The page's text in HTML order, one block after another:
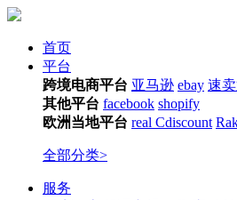
首页
平台
跨境电商平台 亚马逊 ebay 速
其他平台 facebook shopify
欧洲当地平台 real Cdiscount
全部分类>
服务